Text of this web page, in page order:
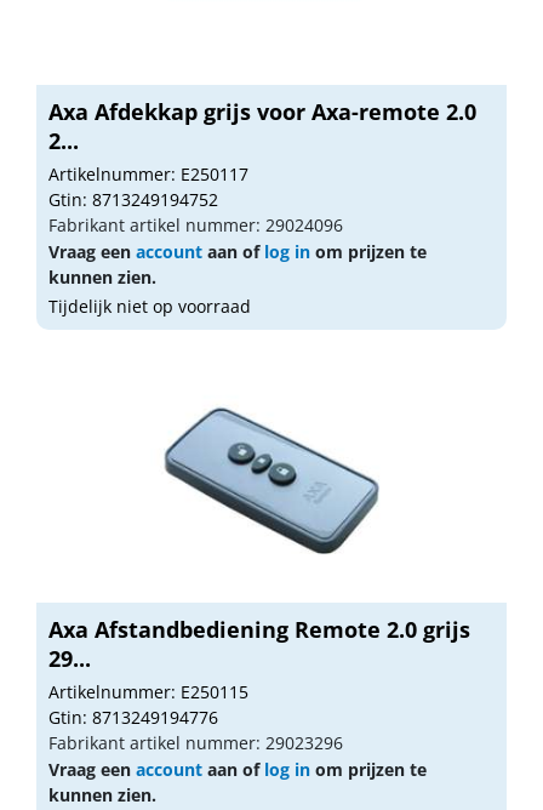
Axa Afdekkap grijs voor Axa-remote 2.0
2...
Artikelnummer: E250117
Gtin: 8713249194752
Fabrikant artikel nummer: 29024096
Vraag een account aan of log in om prijzen te
kunnen zien.
Tijdelijk niet op voorraad
Axa Afstandbediening Remote 2.0 grijs
29...
Artikelnummer: E250115
Gtin: 8713249194776
Fabrikant artikel nummer: 29023296
Vraag een account aan of log in om prijzen te
kunnen zien.